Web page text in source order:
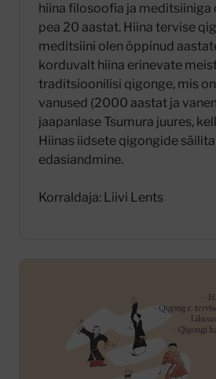
hiina filosoofia ja meditsiiniga
pea 20 aastat. Hiina tervise
meditsiini olen õppinud
korduvalt hiina erinevate
traditsioonilisi qigonge, mis
vanused (2000 aastat ja
jaapanlase Tsumura juures,
Hiinas iidsete qigongide
edasiandmine.
Korraldaja: Liivi Lents